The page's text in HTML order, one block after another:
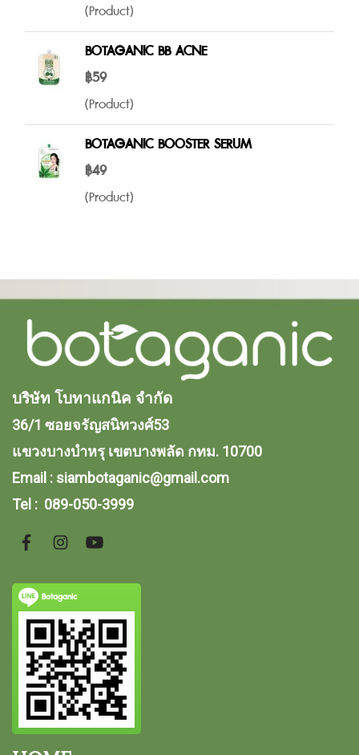
(Product)
BOTAGANIC BB ACNE
฿59
(Product)
BOTAGANIC BOOSTER SERUM
฿49
(Product)
บริษัท โบทาแกนิค จํากัด
36/1 ซอยจรัญสนิทวงศ์53
แขวงบางบำหรุ เขตบางพลัด กทม. 10700
Email : siambotaganic@gmail.com
Tel : 089-050-3999
Botaganic